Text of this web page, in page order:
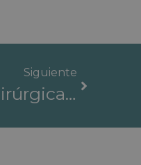
Siguiente
Impresión 3D Para La Planificación Quirúrgica En Los Hospitales Internacionales De Barcelona